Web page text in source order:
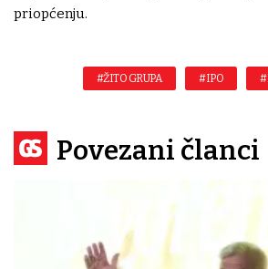
priopćenju.
#ŽITO GRUPA #IPO
Povezani članci